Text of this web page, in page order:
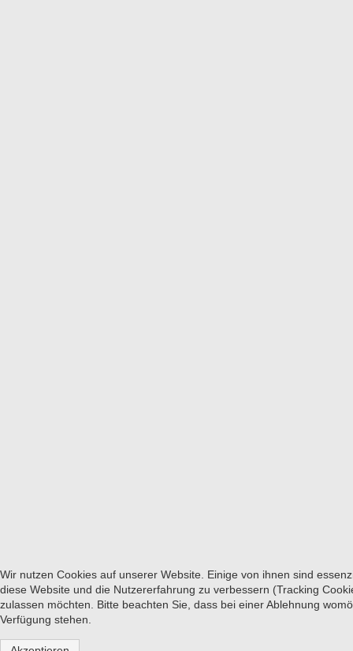
Wir nutzen Cookies auf unserer Website. Einige von ihnen sind
diese Website und die Nutzererfahrung zu verbessern (Tracking
zulassen möchten. Bitte beachten Sie, dass bei einer Ablehnung
Verfügung stehen.